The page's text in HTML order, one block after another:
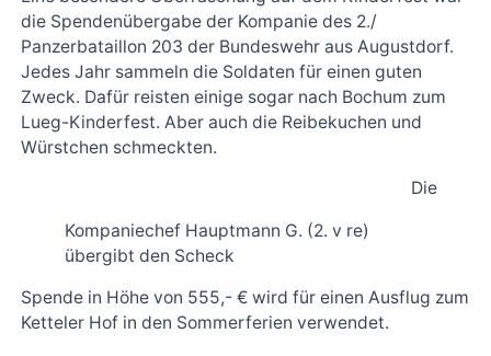
die Spendenübergabe der Kompanie des 2./
Panzerbataillon 203 der Bundeswehr aus Augustdorf.
Jedes Jahr sammeln die Soldaten für einen guten
Zweck. Dafür reisten einige sogar nach Bochum zum
Lueg-Kinderfest. Aber auch die Reibekuchen und
Würstchen schmeckten.
Kompaniechef Hauptmann G. (2. v re)
übergibt den Scheck
Die
Spende in Höhe von 555,- € wird für einen Ausflug zum
Ketteler Hof in den Sommerferien verwendet.